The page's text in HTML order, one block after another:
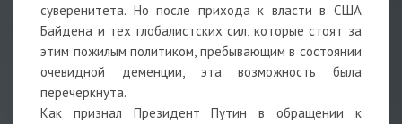
суверенитета. Но после прихода к власти в США
Байдена и тех глобалистских сил, которые стоят за
этим пожилым политиком, пребывающим в состоянии
очевидной деменции, эта возможность была
перечеркнута.
Как признал Президент Путин в обращении к